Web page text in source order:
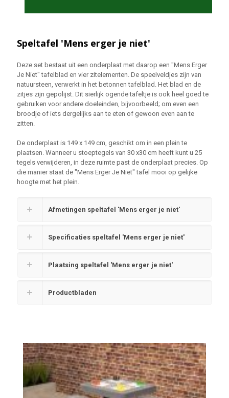
Speltafel 'Mens erger je niet'
Deze set bestaat uit een onderplaat met daarop een "Mens Erger
Je Niet" tafelblad en vier zitelementen. De speelveldjes zijn van
natuursteen, verwerkt in het betonnen tafelblad. Het blad en de
zitjes zijn gepolijst. Dit sierlijk ogende tafeltje is ook heel goed te
gebruiken voor andere doeleinden, bijvoorbeeld; om even een
broodje of iets dergelijks aan te eten of gewoon even aan te
zitten.
De onderplaat is 149 x 149 cm, geschikt om in een plein te
plaatsen. Wanneer u stoeptegels van 30 x30 cm heeft kunt u 25
tegels verwijderen, in deze ruimte past de onderplaat precies. Op
die manier staat de "Mens Erger Je Niet" tafel mooi op gelijke
hoogte met het plein.
Afmetingen speltafel 'Mens erger je niet'
Specificaties speltafel 'Mens erger je niet'
Plaatsing speltafel 'Mens erger je niet'
Productbladen